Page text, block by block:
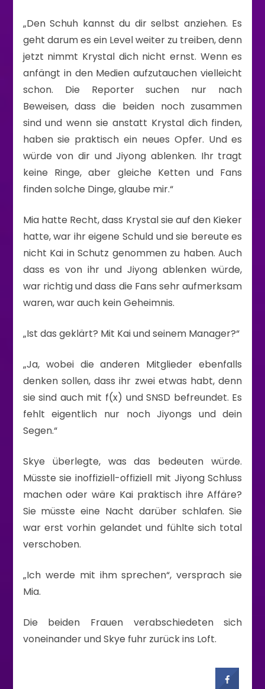
„Den Schuh kannst du dir selbst anziehen. Es
geht darum es ein Level weiter zu treiben, denn
jetzt nimmt Krystal dich nicht ernst. Wenn es
anfängt in den Medien aufzutauchen vielleicht
schon. Die Reporter suchen nur nach
Beweisen, dass die beiden noch zusammen
sind und wenn sie anstatt Krystal dich finden,
haben sie praktisch ein neues Opfer. Und es
würde von dir und Jiyong ablenken. Ihr tragt
keine Ringe, aber gleiche Ketten und Fans
finden solche Dinge, glaube mir.“
Mia hatte Recht, dass Krystal sie auf den Kieker
hatte, war ihr eigene Schuld und sie bereute es
nicht Kai in Schutz genommen zu haben. Auch
dass es von ihr und Jiyong ablenken würde,
war richtig und dass die Fans sehr aufmerksam
waren, war auch kein Geheimnis.
„Ist das geklärt? Mit Kai und seinem Manager?“
„Ja, wobei die anderen Mitglieder ebenfalls
denken sollen, dass ihr zwei etwas habt, denn
sie sind auch mit f(x) und SNSD befreundet. Es
fehlt eigentlich nur noch Jiyongs und dein
Segen.“
Skye überlegte, was das bedeuten würde.
Müsste sie inoffiziell-offiziell mit Jiyong Schluss
machen oder wäre Kai praktisch ihre Affäre?
Sie müsste eine Nacht darüber schlafen. Sie
war erst vorhin gelandet und fühlte sich total
verschoben.
„Ich werde mit ihm sprechen“, versprach sie
Mia.
Die beiden Frauen verabschiedeten sich
voneinander und Skye fuhr zurück ins Loft.